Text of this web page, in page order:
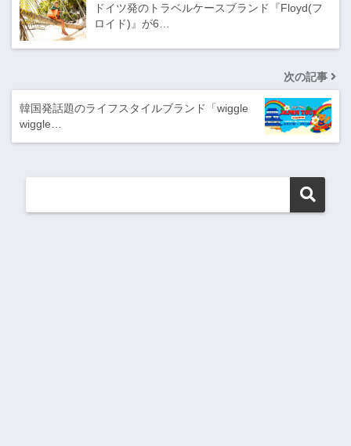
ドイツ発のトラベルケースブランド『Floyd(フ
ロイド)』が6…
次の記事
韓国発話題のライフスタイルブランド「wiggle
wiggle…